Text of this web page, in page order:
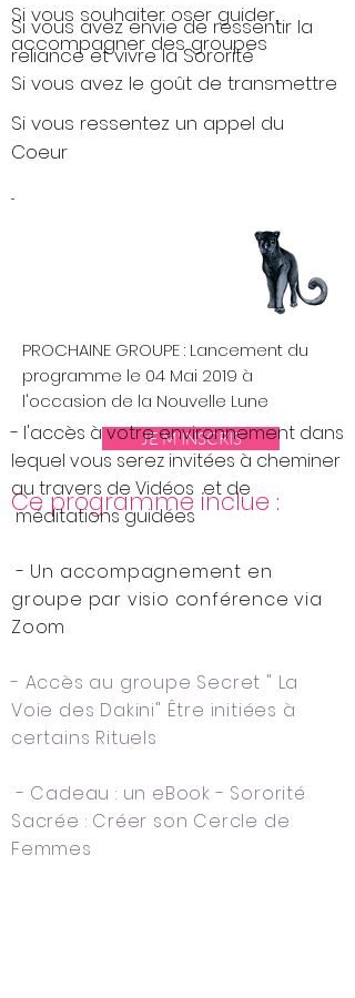
Si vous souhaiter oser guider,
accompagner des groupes
Si vous avez le goût de transmettre
Si vous ressentez un appel du
Coeur
...
PROCHAINE GROUPE : Lancement du
programme le 04 Mai 2019 à
l'occasion de la Nouvelle Lune
JE M'INSCRIS
Ce programme inclue :
- l'accès à votre environnement dans
lequel vous serez invitées à cheminer
au travers de Vidéos et de
méditations guidées
- Un accompagnement en
groupe par visio conférence via
Zoom
- Accès au groupe Secret " La
Voie des Dakini" Être initiées à
certains Rituels
- Cadeau : un eBook - Sororité
Sacrée : Créer son Cercle de
Femmes
Si vous avez envie de ressentir la
reliance et vivre la Sororité